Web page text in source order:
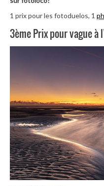
1 prix pour les fotoduelos, 1
3ème Prix pour vague à